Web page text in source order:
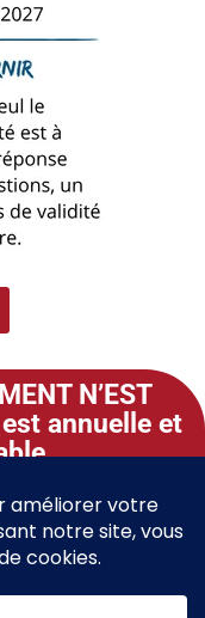
N’EST
annuelle et